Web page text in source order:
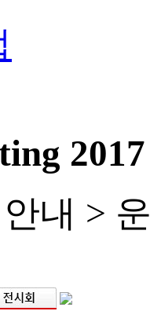
2017
내 >